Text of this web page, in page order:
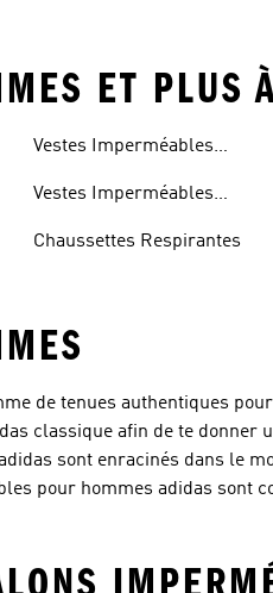
ET PLUS
Vestes Imperméables
Vestes Imperméables
Chaussettes Respirantes
de tenues authentiques
classique afin de te donner
sont enracinés dans le
pour hommes adidas sont